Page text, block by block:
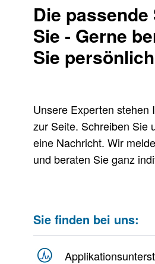
Die
Sie - Gerne
Sie persönlich
Unsere Experten stehen
zur Seite. Schreiben Sie
eine Nachricht. Wir
und beraten Sie ganz
Sie finden bei uns: